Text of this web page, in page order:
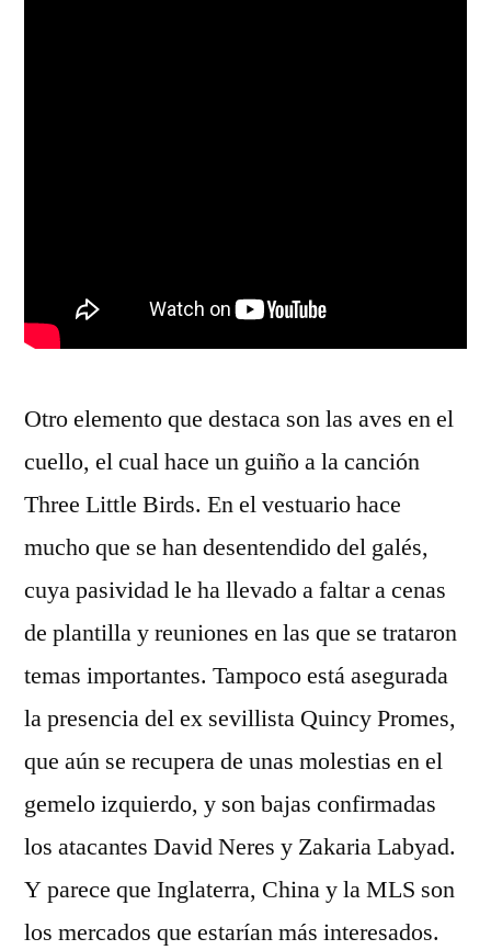
Otro elemento que destaca son las aves en el
cuello, el cual hace un guiño a la canción
Three Little Birds. En el vestuario hace
mucho que se han desentendido del galés,
cuya pasividad le ha llevado a faltar a cenas
de plantilla y reuniones en las que se trataron
temas importantes. Tampoco está asegurada
la presencia del ex sevillista Quincy Promes,
que aún se recupera de unas molestias en el
gemelo izquierdo, y son bajas confirmadas
los atacantes David Neres y Zakaria Labyad.
Y parece que Inglaterra, China y la MLS son
los mercados que estarían más interesados.